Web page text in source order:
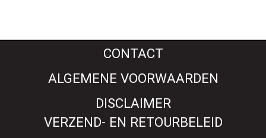
CONTACT
ALGEMENE VOORWAARDEN
DISCLAIMER
VERZEND- EN RETOURBELEID